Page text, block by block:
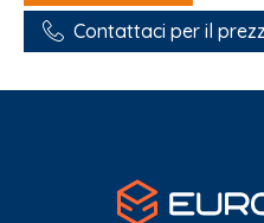
Contattaci per il